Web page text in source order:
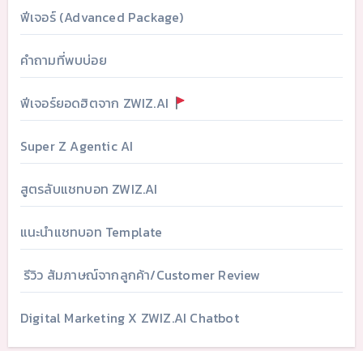
ฟีเจอร์ (Advanced Package)
คำถามที่พบบ่อย
ฟีเจอร์ยอดฮิตจาก ZWIZ.AI
Super Z Agentic AI
สูตรลับแชทบอท ZWIZ.AI
แนะนำแชทบอท Template
รีวิว สัมภาษณ์จากลูกค้า/Customer Review
Digital Marketing X ZWIZ.AI Chatbot